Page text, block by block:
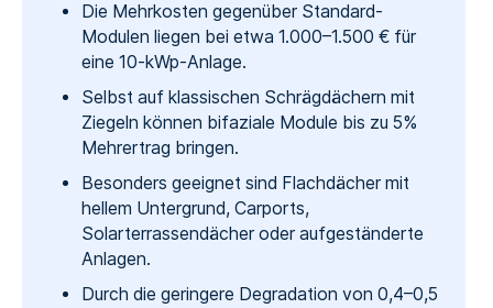
Die Mehrkosten gegenüber Standard-
Modulen liegen bei etwa 1.000–1.500 € für
eine 10-kWp-Anlage.
Selbst auf klassischen Schrägdächern mit
Ziegeln können bifaziale Module bis zu 5%
Mehrertrag bringen.
Besonders geeignet sind Flachdächer mit
hellem Untergrund, Carports,
Solarterrassendächer oder aufgeständerte
Anlagen.
Durch die geringere Degradation von 0,4–0,5